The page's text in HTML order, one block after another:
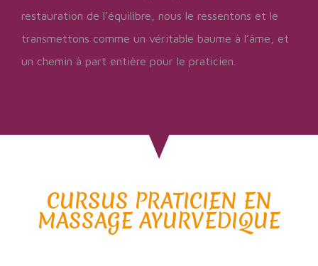
restauration de l’équilibre, nous le ressentons et le
transmettons comme un véritable baume à l’âme, et
un chemin à part entière pour le praticien.
CURSUS PRATICIEN EN
MASSAGE AYURVÉDIQUE